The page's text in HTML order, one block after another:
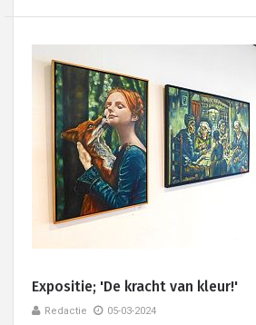
Expositie; 'De kracht van kleur!'
Redactie 05-03-2024